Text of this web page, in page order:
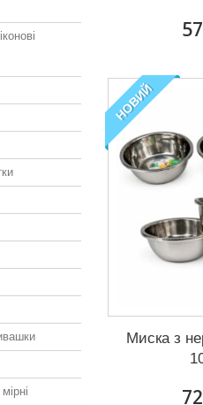
НОВИЙ
Миска з